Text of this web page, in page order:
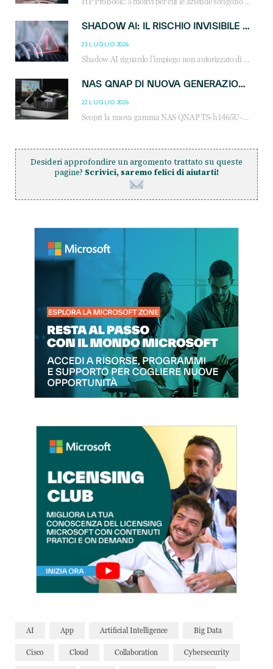
SHADOW AI: IL RISCHIO INVISIBILE CHE LE AZIENDE POSSONO GOVERNARE
23 LUGLIO 2026
Shadow AI riguardo l’impiego non autorizzato di sistemi AI all’interno dell’azienda. E’ una pratica che si diffonde a partire dai dipendenti fino ai dirigenti e mette a repentaglio la cybersecurity, con costi più elevati per le organizzazioni. Due recenti report illustrano il fenomeno e forniscono dati in merito
NAS QNAP DI NUOVA GENERAZIONE: PIÙ PRESTAZIONI, SCALABILITÀ E PROTEZIONE DEI DATI PER LE INFRASTRUTTURE IT MODERNE
22 LUGLIO 2026
Scopri la nuova gamma NAS QNAP TS-h1465U-RP, TS-h1065eU e TS-h665U: storage aziendale con ZFS, DDR5, E1.S NVMe e connettività 2.5GbE per backup, virtualizzazione e cybersecurity.
Desideri approfondire un argomento trattato su queste
pagine? Scrivici, saremo felici di aiutarti!
AI App Artificial Intelligence Big Data
Cisco Cloud Collaboration Cybersecurity